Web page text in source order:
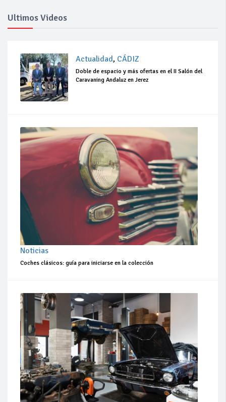
Ultimos Videos
Actualidad, CÁDIZ
Doble de espacio y más ofertas en el II Salón del
Caravaning Andaluz en Jerez
Noticias
Coches clásicos: guía para iniciarse en la colección